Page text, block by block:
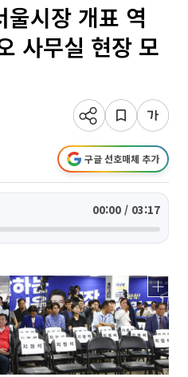
시장 개표 역
사무실 현장 모
구글 선호매체 추가
00:00 / 03:17